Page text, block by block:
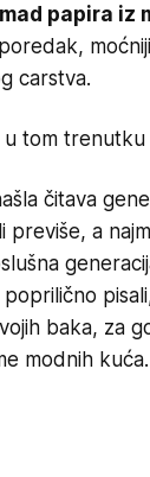
papira iz
carstva.
tom trenutku
čitava
previše, a
baka, za
modnih kuća.